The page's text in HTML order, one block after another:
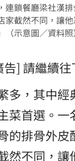
連鎖餐廳梁社漢
家截然不同，讓
示意圖／資料照
告] 請繼續
多，其中經
菜首選。一
的排骨外皮
然不同，讓